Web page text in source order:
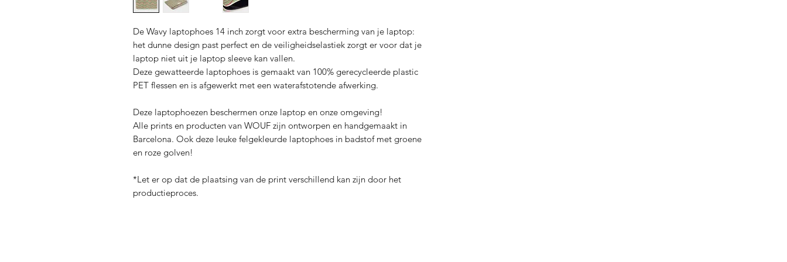
De Wavy laptophoes 14 inch zorgt voor extra bescherming van je laptop:
het dunne design past perfect en de veiligheidselastiek zorgt er voor dat je
laptop niet uit je laptop sleeve kan vallen.
Deze gewatteerde laptophoes is gemaakt van 100% gerecycleerde plastic
PET flessen en is afgewerkt met een waterafstotende afwerking.
Deze laptophoezen beschermen onze laptop en onze omgeving!
Alle prints en producten van WOUF zijn ontworpen en handgemaakt in
Barcelona. Ook deze leuke felgekleurde laptophoes in badstof met groene
en roze golven!
*Let er op dat de plaatsing van de print verschillend kan zijn door het
productieproces.